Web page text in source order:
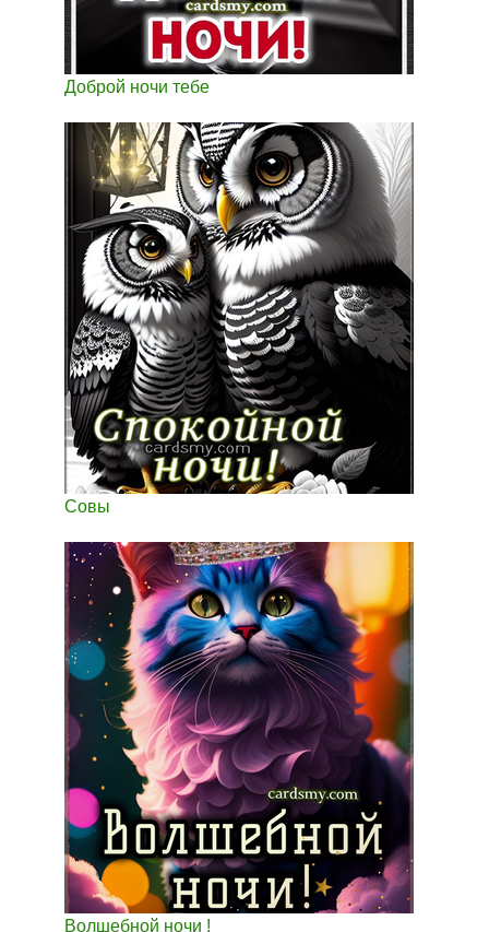
Доброй ночи тебе
Совы
Волшебной ночи !